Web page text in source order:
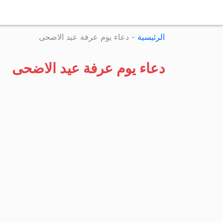
الرئيسية - دعاء يوم عرفة عيد الاضحى
دعاء يوم عرفة عيد الاضحى